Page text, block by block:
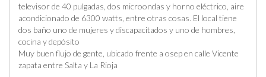
televisor de 40 pulgadas, dos microondas y horno eléctrico, aire
acondicionado de 6300 watts, entre otras cosas. El local tiene
dos baño uno de mujeres y discapacitados y uno de hombres,
cocina y depósito
Muy buen flujo de gente, ubicado frente a osep en calle Vicente
zapata entre Salta y La Rioja